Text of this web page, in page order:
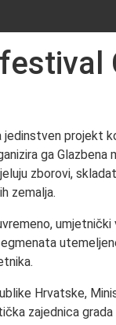
jedinstven projekt
ga Glazbena
zborovi,
zemalja.
Hrvatske,
zajednica